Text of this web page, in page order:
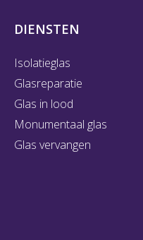
DIENSTEN
Isolatieglas
Glasreparatie
Glas in lood
Monumentaal glas
Glas vervangen